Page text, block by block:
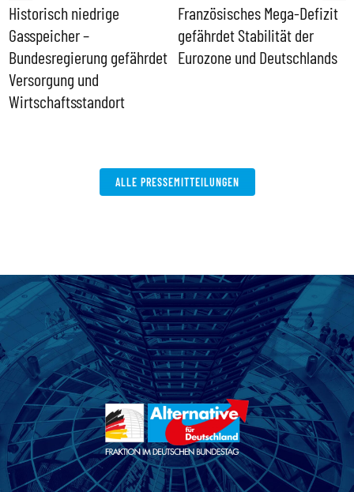
Historisch niedrige
Gasspeicher –
Bundesregierung gefährdet
Versorgung und
Wirtschaftsstandort
Französisches Mega-Defizit
gefährdet Stabilität der
Eurozone und Deutschlands
ALLE PRESSEMITTEILUNGEN